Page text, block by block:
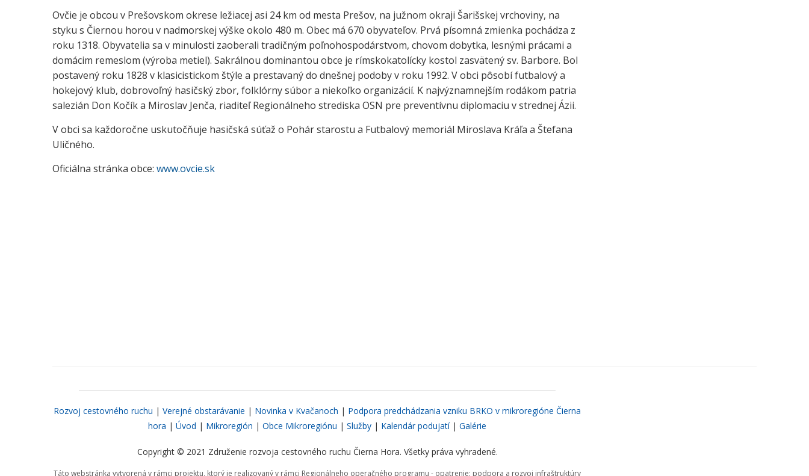
Ovčie je obcou v Prešovskom okrese ležiacej asi 24 km od mesta Prešov, na južnom okraji Šarišskej vrchoviny, na
styku s Čiernou horou v nadmorskej výške okolo 480 m. Obec má 670 obyvateľov. Prvá písomná zmienka pochádza z
roku 1318. Obyvatelia sa v minulosti zaoberali tradičným poľnohospodárstvom, chovom dobytka, lesnými prácami a
domácim remeslom (výroba metiel). Sakrálnou dominantou obce je rímskokatolícky kostol zasvätený sv. Barbore. Bol
postavený roku 1828 v klasicistickom štýle a prestavaný do dnešnej podoby v roku 1992. V obci pôsobí futbalový a
hokejový klub, dobrovoľný hasičský zbor, folklórny súbor a niekoľko organizácií. K najvýznamnejším rodákom patria
salezián Don Kočík a Miroslav Jenča, riaditeľ Regionálneho strediska OSN pre preventívnu diplomaciu v strednej Ázii.
V obci sa každoročne uskutočňuje hasičská súťaž o Pohár starostu a Futbalový memoriál Miroslava Kráľa a Štefana
Uličného.
Oficiálna stránka obce: www.ovcie.sk
Rozvoj cestovného ruchu | Verejné obstarávanie | Novinka v Kvačanoch | Podpora predchádzania vzniku BRKO v mikroregióne Čierna
hora | Úvod | Mikroregión | Obce Mikroregiónu | Služby | Kalendár podujatí| Galérie
Copyright © 2021 Združenie rozvoja cestovného ruchu Čierna Hora. Všetky práva vyhradené.
Táto webstránka vytvorená v rámci projektu, ktorý je realizovaný v rámci Regionálneho operačného programu - opatrenie: podpora a rozvoj infraštruktúry